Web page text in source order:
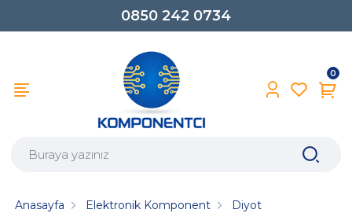
0850 242 0734
0
Anasayfa Elektronik Komponent
Diyot